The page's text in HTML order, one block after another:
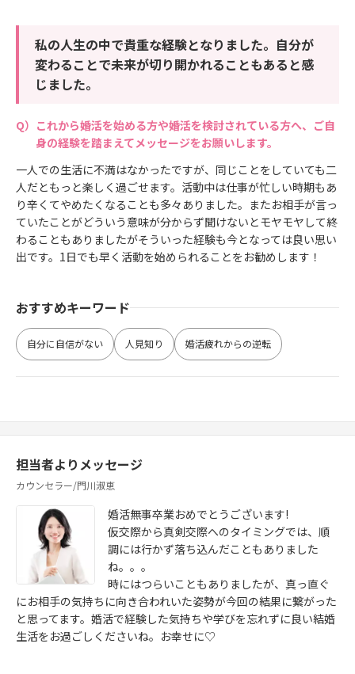
私の人生の中で貴重な経験となりました。自分が
変わることで未来が切り開かれることもあると感
じました。
これから婚活を始める方や婚活を検討されている方へ、ご自
身の経験を踏まえてメッセージをお願いします。
一人での生活に不満はなかったですが、同じことをしていても二
人だともっと楽しく過ごせます。活動中は仕事が忙しい時期もあ
り辛くてやめたくなることも多々ありました。またお相手が言っ
ていたことがどういう意味が分からず聞けないとモヤモヤして終
わることもありましたがそういった経験も今となっては良い思い
出です。1日でも早く活動を始められることをお勧めします！
おすすめキーワード
自分に自信がない 人見知り 婚活疲れからの逆転
担当者よりメッセージ
カウンセラー/門川淑恵
婚活無事卒業おめでとうございます!
仮交際から真剣交際へのタイミングでは、順
調には行かず落ち込んだこともありました
ね。。。
時にはつらいこともありましたが、真っ直ぐ
にお相手の気持ちに向き合われいた姿勢が今回の結果に繋がった
と思ってます。婚活で経験した気持ちや学びを忘れずに良い結婚
生活をお過ごしくださいね。お幸せに♡